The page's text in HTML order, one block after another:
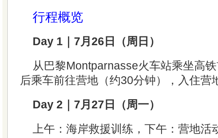
行程概览
Day 1｜7月26日（周日）
从巴黎Montparnasse火车站乘坐高
后乘车前往营地（约30分钟），入住营
Day 2｜7月27日（周一）
上午：海岸救援训练，下午：营地活